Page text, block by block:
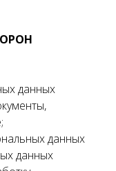
данных
данных
данных